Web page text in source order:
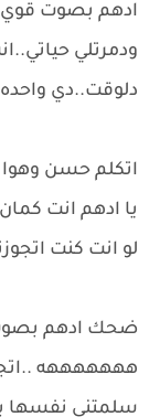
ادهم بصوت قوي
ودمرتلي
دلوقت..دي
اتكلم حسن وهوا
يا ادهم انت
لو انت كنت
ضحك ادهم
هههههههه
سلمتني نفسها